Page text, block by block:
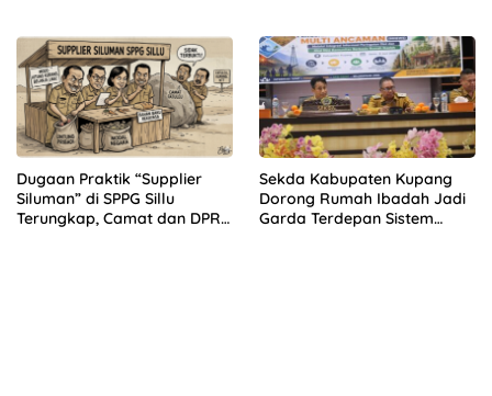
Dugaan Praktik “Supplier
Siluman” di SPPG Sillu
Terungkap, Camat dan DPRD
Sekda Kabupaten Kupang
Dorong Rumah Ibadah Jadi
Garda Terdepan Sistem